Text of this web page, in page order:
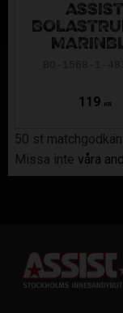
ASSIST
119 KR
50 st
Missa inte våra